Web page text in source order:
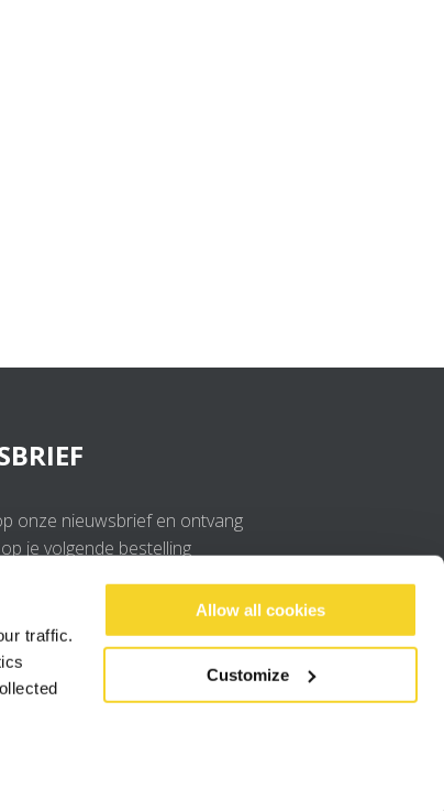
traffic.
Allow all cookies
Customize
onze nieuwsbrief en ontvang
je volgende bestelling
met de